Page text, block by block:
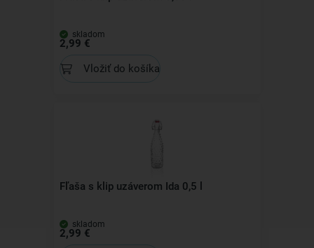
skladom
2,99 €
Vložiť do košíka
Fľaša s klip uzáverom Ida 0,5 l
skladom
2,99 €